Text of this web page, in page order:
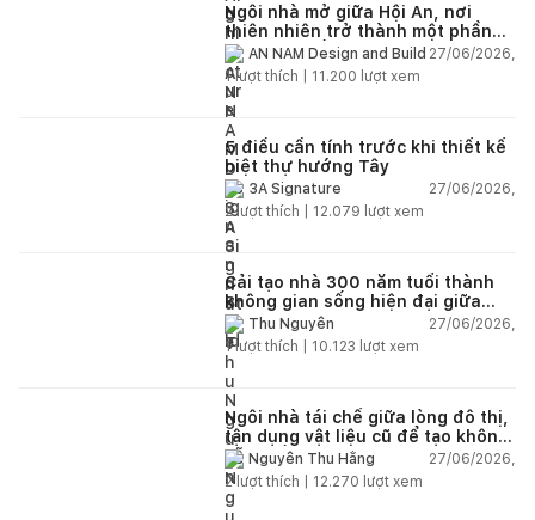
Ngôi nhà mở giữa Hội An, nơi
thiên nhiên trở thành một phần
của cuộc sống
AN NAM Design and Build 27/06/2026,
1lượt thích | 11.200 lượt xem
5 điều cần tính trước khi thiết kế
biệt thự hướng Tây
3A Signature
27/06/2026,
2lượt thích | 12.079 lượt xem
Cải tạo nhà 300 năm tuổi thành
không gian sống hiện đại giữa
thiên nhiên
Thu Nguyễn
27/06/2026,
1lượt thích | 10.123 lượt xem
Ngôi nhà tái chế giữa lòng đô thị,
tận dụng vật liệu cũ để tạo không
gian sống linh hoạt
Nguyễn Thu Hằng
27/06/2026,
2lượt thích | 12.270 lượt xem